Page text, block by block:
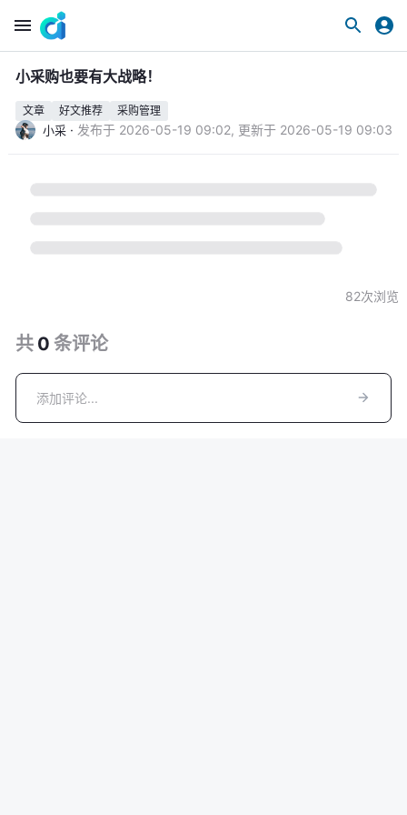
小采购也要有大战略！
文章 好文推荐 采购管理
小采 · 发布于 2026-05-19 09:02, 更新于 2026-05-19 09:03
82次浏览
共 0 条评论